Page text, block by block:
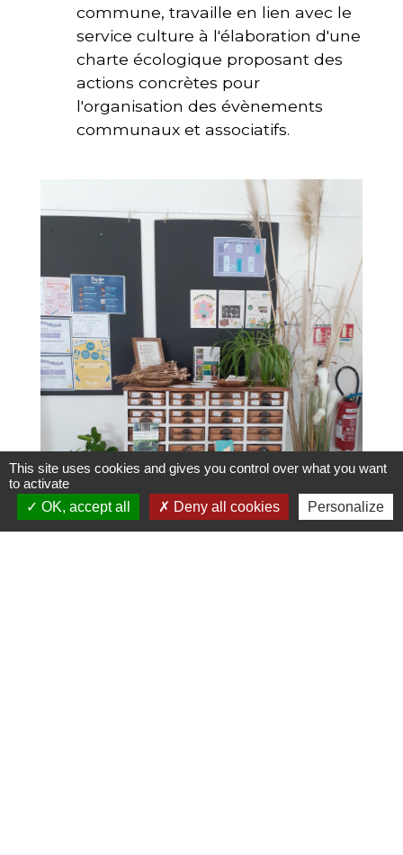
commune, travaille en lien avec le
service culture à l'élaboration d'une
charte écologique proposant des
actions concrètes pour
l'organisation des évènements
communaux et associatifs.
This site uses cookies and gives you control over what you want
to activate
OK, accept all
Deny all cookies Personalize